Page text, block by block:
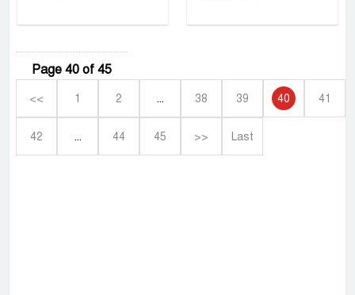
Page 40 of 45
<< 1 2 ... 38 39 40 41
42 ... 44 45 >> Last